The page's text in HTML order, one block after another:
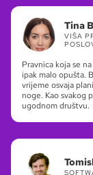
Tina
VIŠA
Pravnica koja se
ipak malo opušta.
vrijeme osvaja
noge. Kao svakog
ugodnom društvu.